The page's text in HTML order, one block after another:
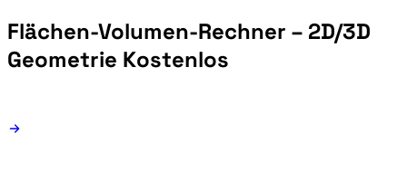
Flächen-Volumen-Rechner – 2D/3D
Geometrie Kostenlos